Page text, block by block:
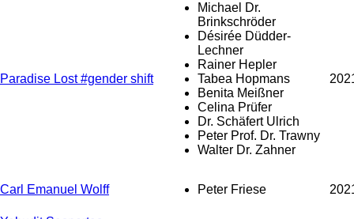
Paradise Lost #gender shift
Michael Dr.
Brinkschröder
Désirée Düdder-
Lechner
Rainer Hepler
Tabea Hopmans
Benita Meißner
Celina Prüfer
Dr. Schäfert Ulrich
Peter Prof. Dr. Trawny
Walter Dr. Zahner
Carl Emanuel Wolff Peter Friese